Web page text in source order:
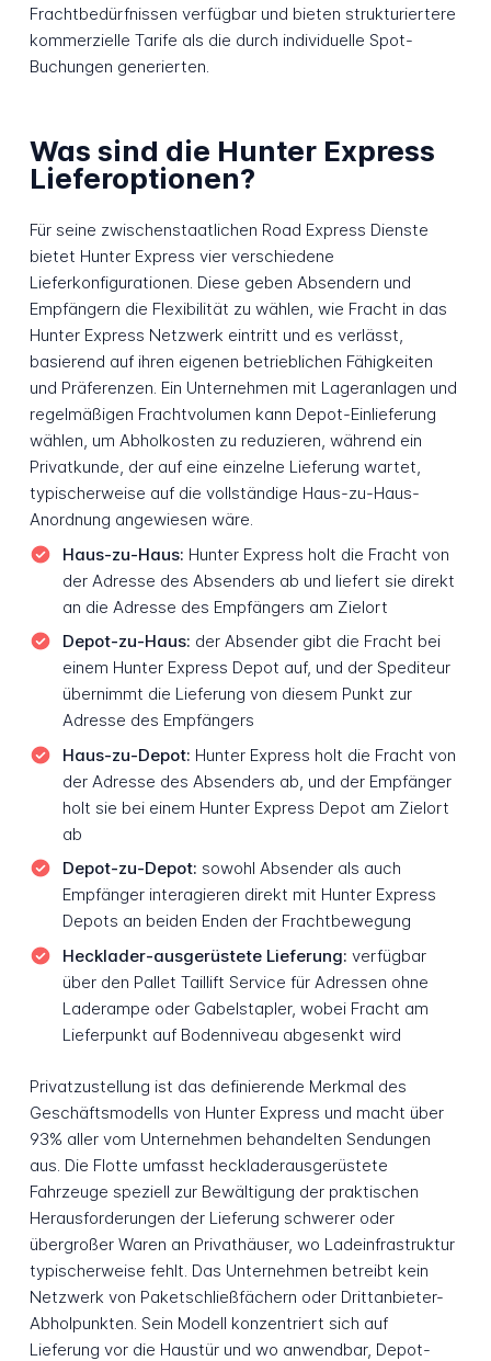
Frachtbedürfnissen verfügbar und bieten strukturiertere
kommerzielle Tarife als die durch individuelle Spot-
Buchungen generierten.
Was sind die Hunter Express
Lieferoptionen?
Für seine zwischenstaatlichen Road Express Dienste
bietet Hunter Express vier verschiedene
Lieferkonfigurationen. Diese geben Absendern und
Empfängern die Flexibilität zu wählen, wie Fracht in das
Hunter Express Netzwerk eintritt und es verlässt,
basierend auf ihren eigenen betrieblichen Fähigkeiten
und Präferenzen. Ein Unternehmen mit Lageranlagen und
regelmäßigen Frachtvolumen kann Depot-Einlieferung
wählen, um Abholkosten zu reduzieren, während ein
Privatkunde, der auf eine einzelne Lieferung wartet,
typischerweise auf die vollständige Haus-zu-Haus-
Anordnung angewiesen wäre.
Haus-zu-Haus: Hunter Express holt die Fracht von
der Adresse des Absenders ab und liefert sie direkt
an die Adresse des Empfängers am Zielort
Depot-zu-Haus: der Absender gibt die Fracht bei
einem Hunter Express Depot auf, und der Spediteur
übernimmt die Lieferung von diesem Punkt zur
Adresse des Empfängers
Haus-zu-Depot: Hunter Express holt die Fracht von
der Adresse des Absenders ab, und der Empfänger
holt sie bei einem Hunter Express Depot am Zielort
ab
Depot-zu-Depot: sowohl Absender als auch
Empfänger interagieren direkt mit Hunter Express
Depots an beiden Enden der Frachtbewegung
Hecklader-ausgerüstete Lieferung: verfügbar
über den Pallet Taillift Service für Adressen ohne
Laderampe oder Gabelstapler, wobei Fracht am
Lieferpunkt auf Bodenniveau abgesenkt wird
Privatzustellung ist das definierende Merkmal des
Geschäftsmodells von Hunter Express und macht über
93% aller vom Unternehmen behandelten Sendungen
aus. Die Flotte umfasst heckladerausgerüstete
Fahrzeuge speziell zur Bewältigung der praktischen
Herausforderungen der Lieferung schwerer oder
übergroßer Waren an Privathäuser, wo Ladeinfrastruktur
typischerweise fehlt. Das Unternehmen betreibt kein
Netzwerk von Paketschließfächern oder Drittanbieter-
Abholpunkten. Sein Modell konzentriert sich auf
Lieferung vor die Haustür und wo anwendbar, Depot-